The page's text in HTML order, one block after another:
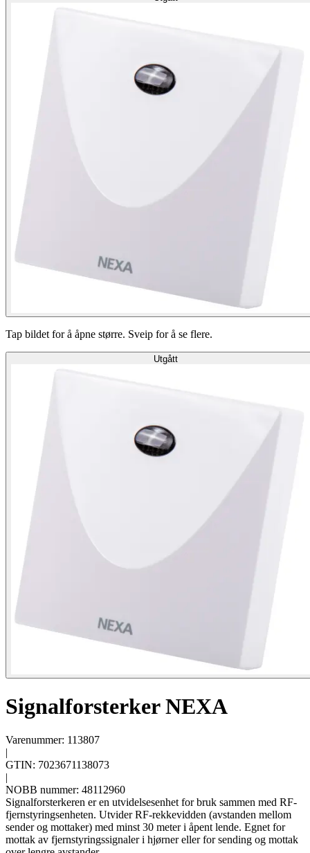
Tap bildet for å åpne større. Sveip for å se flere.
Utgått
Signalforsterker NEXA
Varenummer: 113807
|
GTIN: 7023671138073
|
NOBB nummer: 48112960
Signalforsterkeren er en utvidelsesenhet for bruk sammen med RF-
fjernstyringsenheten. Utvider RF-rekkevidden (avstanden mellom
sender og mottaker) med minst 30 meter i åpent lende. Egnet for
mottak av fjernstyringssignaler i hjørner eller for sending og mottak